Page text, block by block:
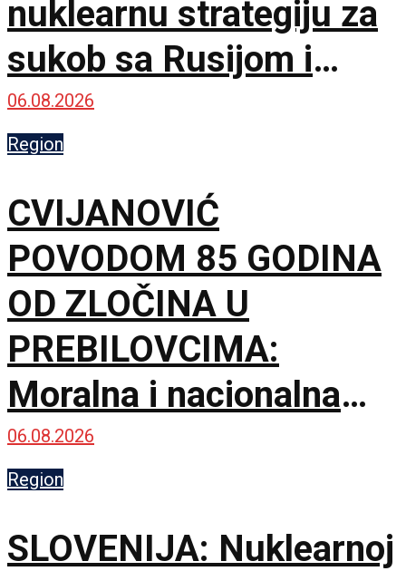
nuklearnu strategiju za
sukob sa Rusijom i
Kinom
06.08.2026
Region
CVIJANOVIĆ
POVODOM 85 GODINA
OD ZLOČINA U
PREBILOVCIMA:
Moralna i nacionalna
dužnost je da čuvamo
istinu o ustaškom
genocidu
06.08.2026
Region
SLOVENIJA: Nuklearnoj